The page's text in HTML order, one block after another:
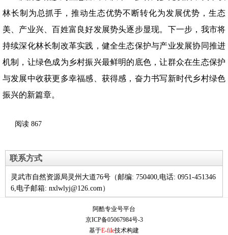
林长制为总抓手，推动生态优势不断转化为发展优势，生态
美、产业兴、百姓富良好发展势头逐步显现。下一步，我市将
持续深化林长制改革实践，健全生态保护与产业发展协同推进
机制，让绿色成为乡村振兴最鲜明的底色，让群众在生态保护
与发展中收获更多幸福感、获得感，奋力书写新时代乡村绿色
振兴的新篇章。
阅读 867
联系方式
灵武市自然资源局灵州大道76号（邮编: 750400,电话: 0951-451346
6,电子邮箱: nxlwlyj@126.com）
阿酷专业号平台
京ICP备05067984号-3
基于E-file技术构建